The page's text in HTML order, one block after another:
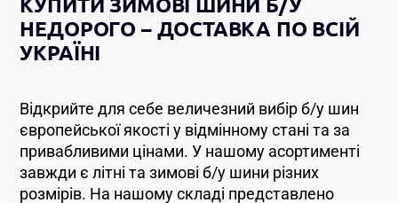
НЕДОРОГО – ДОСТАВКА ПО ВСІЙ
УКРАЇНІ
Відкрийте для себе величезний вибір б/у шин
європейської якості у відмінному стані та за
привабливими цінами. У нашому асортименті
завжди є літні та зимові б/у шини різних
розмірів. На нашому складі представлено